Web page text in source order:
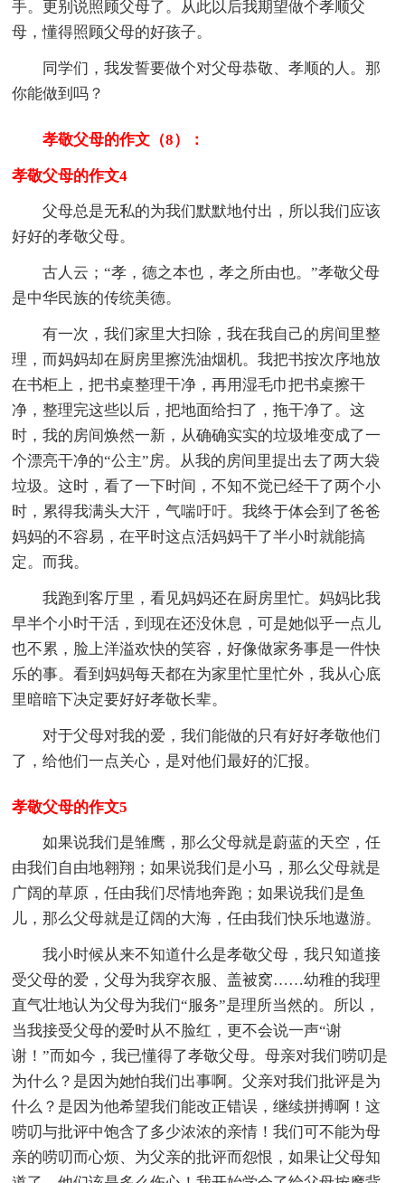
手。更别说照顾父母了。从此以后我期望做个孝顺父
母，懂得照顾父母的好孩子。
同学们，我发誓要做个对父母恭敬、孝顺的人。那
你能做到吗？
孝敬父母的作文（8）：
孝敬父母的作文4
父母总是无私的为我们默默地付出，所以我们应该
好好的孝敬父母。
古人云；“孝，德之本也，孝之所由也。”孝敬父母
是中华民族的传统美德。
有一次，我们家里大扫除，我在我自己的房间里整
理，而妈妈却在厨房里擦洗油烟机。我把书按次序地放
在书柜上，把书桌整理干净，再用湿毛巾把书桌擦干
净，整理完这些以后，把地面给扫了，拖干净了。这
时，我的房间焕然一新，从确确实实的垃圾堆变成了一
个漂亮干净的“公主”房。从我的房间里提出去了两大袋
垃圾。这时，看了一下时间，不知不觉已经干了两个小
时，累得我满头大汗，气喘吁吁。我终于体会到了爸爸
妈妈的不容易，在平时这点活妈妈干了半小时就能搞
定。而我。
我跑到客厅里，看见妈妈还在厨房里忙。妈妈比我
早半个小时干活，到现在还没休息，可是她似乎一点儿
也不累，脸上洋溢欢快的笑容，好像做家务事是一件快
乐的事。看到妈妈每天都在为家里忙里忙外，我从心底
里暗暗下决定要好好孝敬长辈。
对于父母对我的爱，我们能做的只有好好孝敬他们
了，给他们一点关心，是对他们最好的汇报。
孝敬父母的作文5
如果说我们是雏鹰，那么父母就是蔚蓝的天空，任
由我们自由地翱翔；如果说我们是小马，那么父母就是
广阔的草原，任由我们尽情地奔跑；如果说我们是鱼
儿，那么父母就是辽阔的大海，任由我们快乐地遨游。
我小时候从来不知道什么是孝敬父母，我只知道接
受父母的爱，父母为我穿衣服、盖被窝……幼稚的我理
直气壮地认为父母为我们“服务”是理所当然的。所以，
当我接受父母的爱时从不脸红，更不会说一声“谢
谢！”而如今，我已懂得了孝敬父母。母亲对我们唠叨是
为什么？是因为她怕我们出事啊。父亲对我们批评是为
什么？是因为他希望我们能改正错误，继续拼搏啊！这
唠叨与批评中饱含了多少浓浓的亲情！我们可不能为母
亲的唠叨而心烦、为父亲的批评而怨恨，如果让父母知